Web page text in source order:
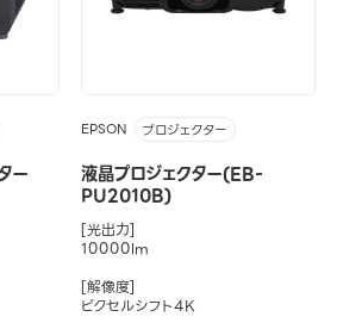
ー
EPSON プロジェクター
液晶プロジェクター(EB-
PU2010B)
[光出力]
10000lm
[解像度]
ピクセルシフト4K